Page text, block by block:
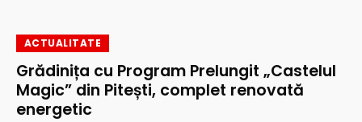
ACTUALITATE
Grădinița cu Program Prelungit „Castelul
Magic” din Pitești, complet renovată
energetic